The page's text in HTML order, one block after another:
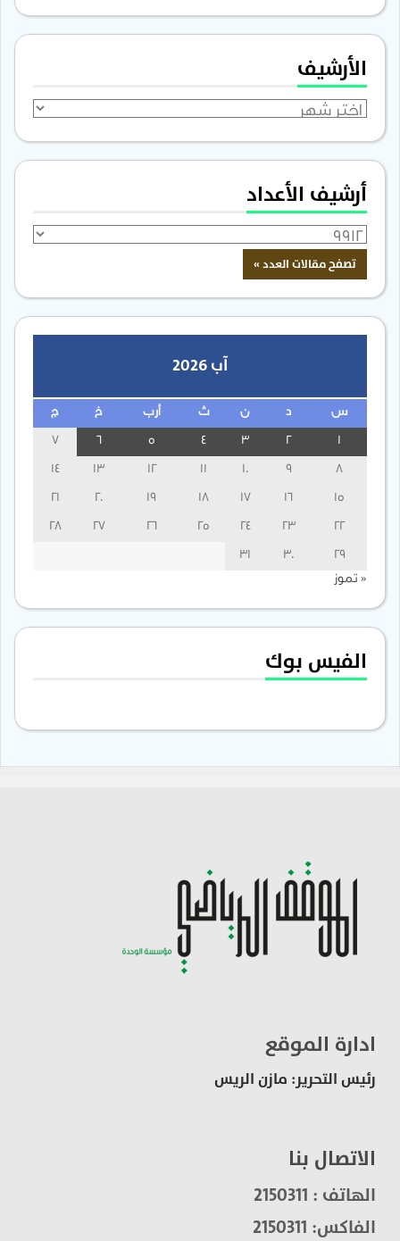
الأرشيف
الأرشيف
أرشيف الأعداد
آب 2026
س ن ث أرب خ ج
3
13
14
15
16
17
18
19
20
21
22
23
24
25
26
27
28
29
30
31
« تموز
الفيس بوك
ادارة الموقع
رئيس التحرير: مازن الريس
الاتصال بنا
الهاتف : 2150311
الفاكس: 2150311